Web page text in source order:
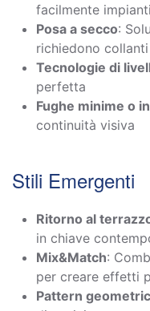
facilmente
Posa a secco:
richiedono
Tecnologie di
perfetta
Fughe minime o
continuità visiva
Stili Emergenti
Ritorno al
in chiave
Mix&Match:
per creare effetti
Pattern